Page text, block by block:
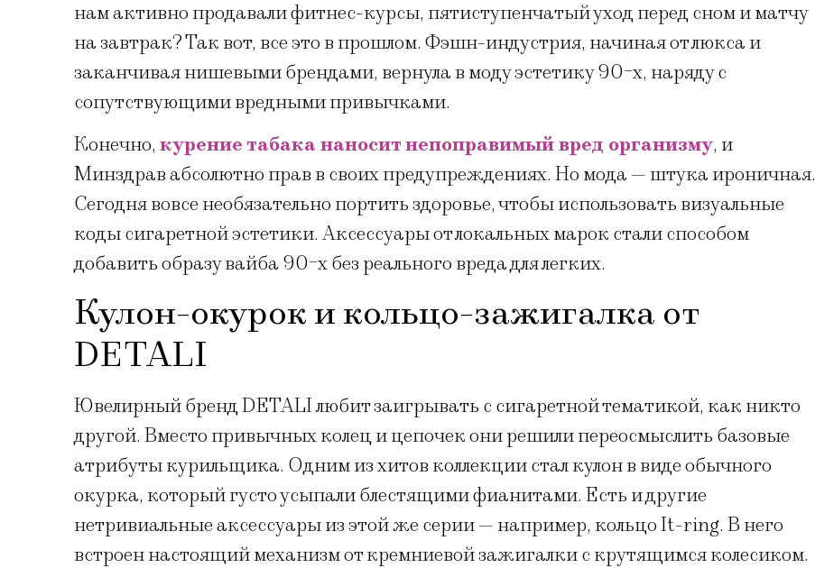
нам активно продавали фитнес-курсы, пятиступенчатый уход перед сном и матчу
на завтрак? Так вот, все это в прошлом. Фэшн-индустрия, начиная от люкса и
заканчивая нишевыми брендами, вернула в моду эстетику 90-х, наряду с
сопутствующими вредными привычками.
Конечно, курение табака наносит непоправимый вред организму, и
Минздрав абсолютно прав в своих предупреждениях. Но мода — штука ироничная.
Сегодня вовсе необязательно портить здоровье, чтобы использовать визуальные
коды сигаретной эстетики. Аксессуары от локальных марок стали способом
добавить образу вайба 90-х без реального вреда для легких.
Кулон-окурок и кольцо-зажигалка от
DETALI
Ювелирный бренд DETALI любит заигрывать с сигаретной тематикой, как никто
другой. Вместо привычных колец и цепочек они решили переосмыслить базовые
атрибуты курильщика. Одним из хитов коллекции стал кулон в виде обычного
окурка, который густо усыпали блестящими фианитами. Есть и другие
нетривиальные аксессуары из этой же серии — например, кольцо It-ring. В него
встроен настоящий механизм от кремниевой зажигалки с крутящимся колесиком.